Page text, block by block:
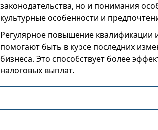
законодательства, но и понимания
культурные особенности и
Регулярное повышение квалификации
помогают быть в курсе последних
бизнеса. Это способствует более
налоговых выплат.